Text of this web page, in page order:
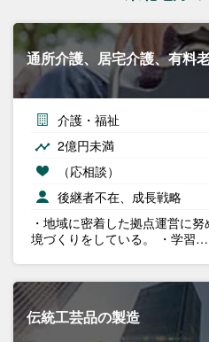
通所介護、居宅介護、有料
介護・福祉
2億円未満
（応相談）
後継者不在、成長戦略
・地域に密着した拠点運営に
境づくりをしている。 ・学習…
伝統工芸品の製造